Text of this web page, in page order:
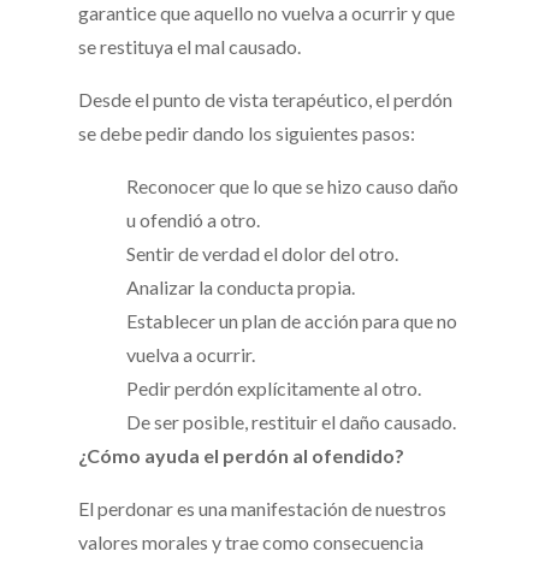
garantice que aquello no vuelva a ocurrir y que
se restituya el mal causado.
Desde el punto de vista terapéutico, el perdón
se debe pedir dando los siguientes pasos:
Reconocer que lo que se hizo causo daño
u ofendió a otro.
Sentir de verdad el dolor del otro.
Analizar la conducta propia.
Establecer un plan de acción para que no
vuelva a ocurrir.
Pedir perdón explícitamente al otro.
De ser posible, restituir el daño causado.
¿Cómo ayuda el perdón al ofendido?
El perdonar es una manifestación de nuestros
valores morales y trae como consecuencia